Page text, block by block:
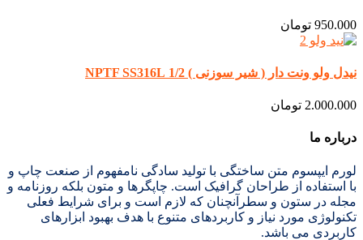
950.000 تومان
نیدل ولو ونت دار ( شیر سوزنی ) 1/2 NPTF SS316L
2.000.000 تومان
درباره ما
لورم ایپسوم متن ساختگی با تولید سادگی نامفهوم از صنعت چاپ و
با استفاده از طراحان گرافیک است. چاپگرها و متون بلکه روزنامه و
مجله در ستون و سطرآنچنان که لازم است و برای شرایط فعلی
تکنولوژی مورد نیاز و کاربردهای متنوع با هدف بهبود ابزارهای
کاربردی می باشد.